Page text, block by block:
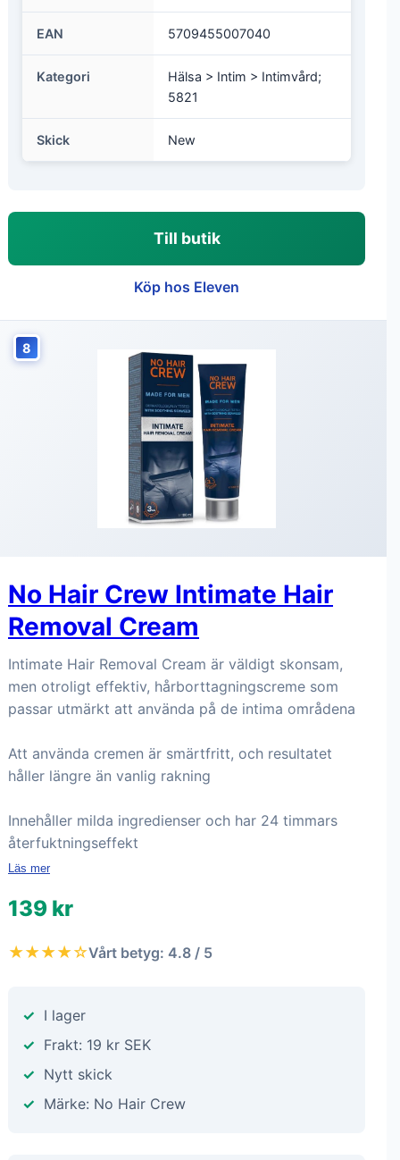
EAN 5709455007040
Kategori
Hälsa > Intim > Intimvård;
5821
Skick New
Till butik
Köp hos Eleven
8
No Hair Crew Intimate Hair
Removal Cream
Intimate Hair Removal Cream är väldigt skonsam,
men otroligt effektiv, hårborttagningscreme som
passar utmärkt att använda på de intima områdena
Att använda cremen är smärtfritt, och resultatet
håller längre än vanlig rakning
Innehåller milda ingredienser och har 24 timmars
återfuktningseffekt
Läs mer
139 kr
★★★★☆Vårt betyg: 4.8 / 5
I lager
Frakt: 19 kr SEK
Nytt skick
Märke: No Hair Crew